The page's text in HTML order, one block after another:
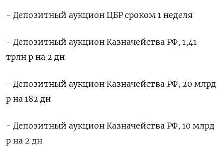
- Депозитный аукцион ЦБР сроком 1 неделя
- Депозитный аукцион Казначейства РФ, 1,41
трлн р на 2 дн
- Депозитный аукцион Казначейства РФ, 20 млрд
р на 182 дн
- Депозитный аукцион Казначейства РФ, 10 млрд
р на 2 дн